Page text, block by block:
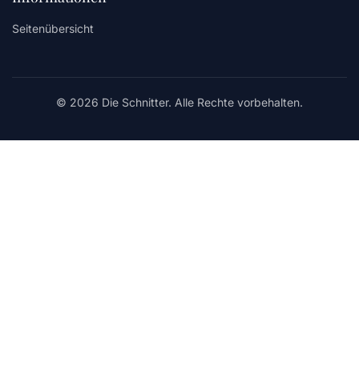
Seitenübersicht
© 2026 Die Schnitter. Alle Rechte vorbehalten.